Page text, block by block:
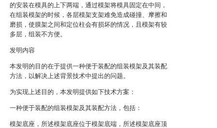
的安装在模具的上下两端，通过模架将模具固定在中间，
在组装模架的时候，各层模架支架难免造成碰撞、摩擦和
磨损，使膜架之间和定位柱会有损坏的情况，且模架有较
多层，组装不方便。
发明内容
本发明的目的在于提供一种便于装配的组装模架及其装配
方法，以解决上述背景技术中提出的问题。
为实现上述目的，本发明提供如下技术方案：
一种便于装配的组装模架及其装配方法，包括：
模架底座，所述模架底座位于模架底端，所述模架底座顶